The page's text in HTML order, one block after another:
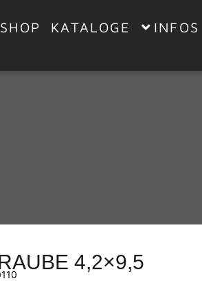
KATALOGE INFOS
4,2×9,5